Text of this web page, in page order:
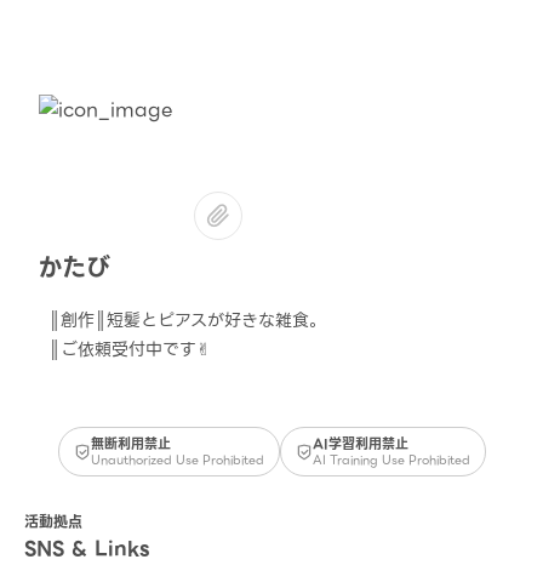
かたび
║創作║短髪とピアスが好きな雑食。
║ご依頼受付中です✌︎
無断利用禁止
Unauthorized Use Prohibited
AI学習利用禁止
AI Training Use Prohibited
活動拠点
SNS & Links